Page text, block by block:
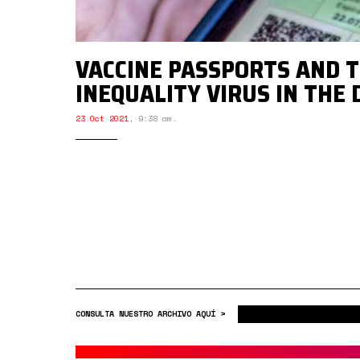
VACCINE PASSPORTS AND
INEQUALITY VIRUS IN THE
23 Oct 2021, 9:38 am.
CONSULTA NUESTRO ARCHIVO AQUÍ >